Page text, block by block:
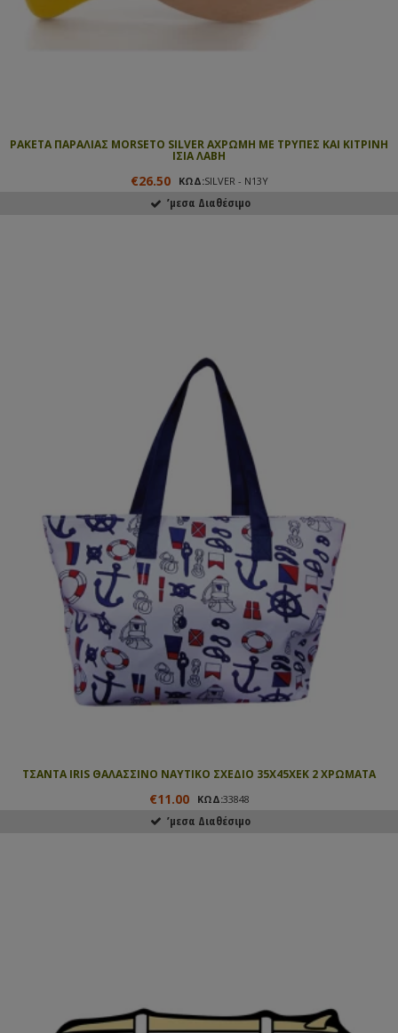
ΡΑΚΕΤΑ ΠΑΡΑΛΙΑΣ MORSETO SILVER ΑΧΡΩΜΗ ΜΕ ΤΡΥΠΕΣ ΚΑΙ ΚΙΤΡΙΝΗ
ΙΣΙΑ ΛΑΒΗ
€26.50 ΚΩΔ:SILVER - N13Y
ʼμεσα Διαθέσιμο
ΤΣΑΝΤΑ IRIS ΘΑΛΑΣΣΙΝΟ ΝΑΥΤΙΚΟ ΣΧΕΔΙΟ 35Χ45ΧΕΚ 2 ΧΡΩΜΑΤΑ
€11.00 ΚΩΔ:33848
ʼμεσα Διαθέσιμο